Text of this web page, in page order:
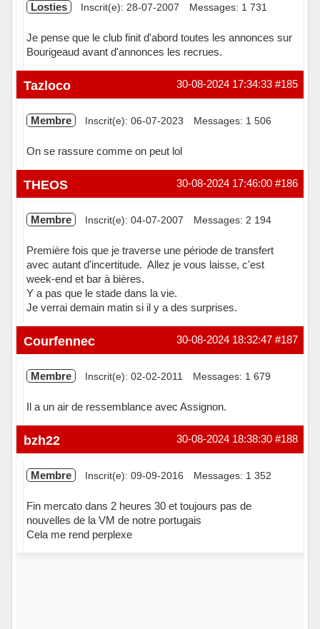
Losties Inscrit(e): 28-07-2007 Messages: 1 731
Je pense que le club finit d'abord toutes les annonces sur
Bourigeaud avant d'annonces les recrues.
Hors ligne #185
30-08-2024 17:34:33
Tazloco
Membre Inscrit(e): 06-07-2023 Messages: 1 506
On se rassure comme on peut lol
Hors ligne #186
30-08-2024 17:46:00
THEOS
Membre Inscrit(e): 04-07-2007 Messages: 2 194
Première fois que je traverse une période de transfert
avec autant d'incertitude. Allez je vous laisse, c'est
week-end et bar à bières.
Y a pas que le stade dans la vie.
Je verrai demain matin si il y a des surprises.
Hors ligne #187
30-08-2024 18:32:47
Courfennec
Membre Inscrit(e): 02-02-2011 Messages: 1 679
Il a un air de ressemblance avec Assignon.
Hors ligne #188
30-08-2024 18:38:30
bzh22
Membre Inscrit(e): 09-09-2016 Messages: 1 352
Fin mercato dans 2 heures 30 et toujours pas de
nouvelles de la VM de notre portugais
Cela me rend perplexe